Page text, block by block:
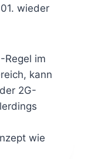
wieder
Regel im
kann
2G-
wie